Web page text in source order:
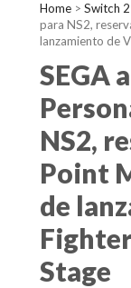
Home > Switch 2
para NS2,
lanzamiento de
SEGA
NS2,
Point
de
Stage